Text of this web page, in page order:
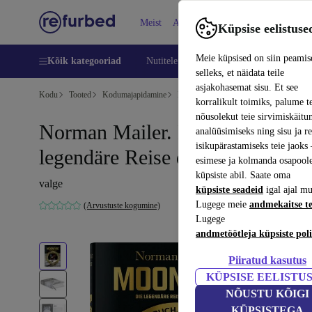
Küpsise
Meie küpsised on siin
selleks, et näidata teile
asjakohasemat sisu. Et see
korralikult toimiks, palume
nõusolekut teie
analüüsimiseks ning sisu ja
isikupärastamiseks teie
esimese ja kolmanda
küpsiste abil. Saate oma
küpsiste seadeid igal ajal
Lugege meie andmekaitse
Lugege
andmetöötleja küpsiste
Piiratud kasutus
KÜPSISE
NÕUSTU KÕIGI
Meist Abi
Kõik kategooriad Nutitelefoni Sülearvutid
Kodu Tooted Kodumajapidamine Mööbel
Norman Mailer. MoonFire. Die
legendäre Reise der Apollo 11
valge
(Arvustuste kogumine)